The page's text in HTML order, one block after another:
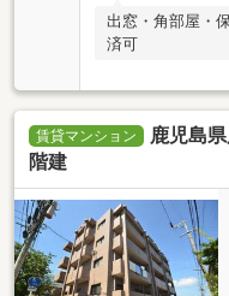
出窓・角部屋・
済可
賃貸マンション
鹿児島
階建